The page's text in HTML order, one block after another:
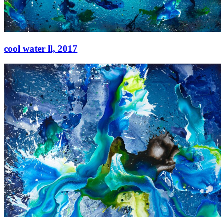
cool water ll, 2017
cool water ll,2017
Acryl auf Leinwand
210 × 260 cm